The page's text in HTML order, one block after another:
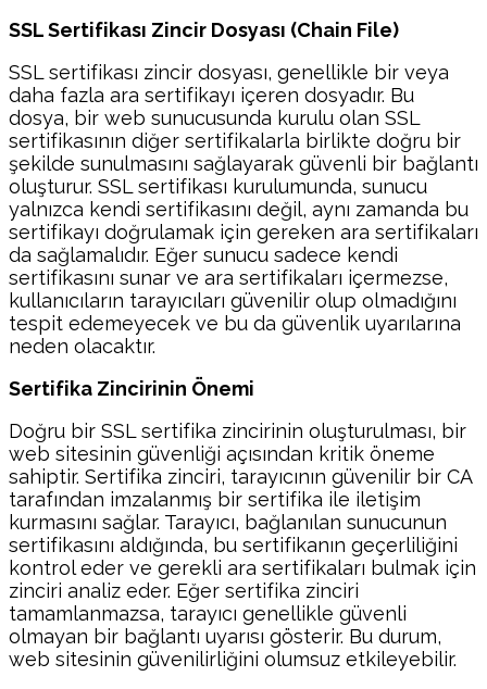
SSL Sertifikası Zincir Dosyası (Chain File)
SSL sertifikası zincir dosyası, genellikle bir veya
daha fazla ara sertifikayı içeren dosyadır. Bu
dosya, bir web sunucusunda kurulu olan SSL
sertifikasının diğer sertifikalarla birlikte doğru bir
şekilde sunulmasını sağlayarak güvenli bir bağlantı
oluşturur. SSL sertifikası kurulumunda, sunucu
yalnızca kendi sertifikasını değil, aynı zamanda bu
sertifikayı doğrulamak için gereken ara sertifikaları
da sağlamalıdır. Eğer sunucu sadece kendi
sertifikasını sunar ve ara sertifikaları içermezse,
kullanıcıların tarayıcıları güvenilir olup olmadığını
tespit edemeyecek ve bu da güvenlik uyarılarına
neden olacaktır.
Sertifika Zincirinin Önemi
Doğru bir SSL sertifika zincirinin oluşturulması, bir
web sitesinin güvenliği açısından kritik öneme
sahiptir. Sertifika zinciri, tarayıcının güvenilir bir CA
tarafından imzalanmış bir sertifika ile iletişim
kurmasını sağlar. Tarayıcı, bağlanılan sunucunun
sertifikasını aldığında, bu sertifikanın geçerliliğini
kontrol eder ve gerekli ara sertifikaları bulmak için
zinciri analiz eder. Eğer sertifika zinciri
tamamlanmazsa, tarayıcı genellikle güvenli
olmayan bir bağlantı uyarısı gösterir. Bu durum,
web sitesinin güvenilirliğini olumsuz etkileyebilir.